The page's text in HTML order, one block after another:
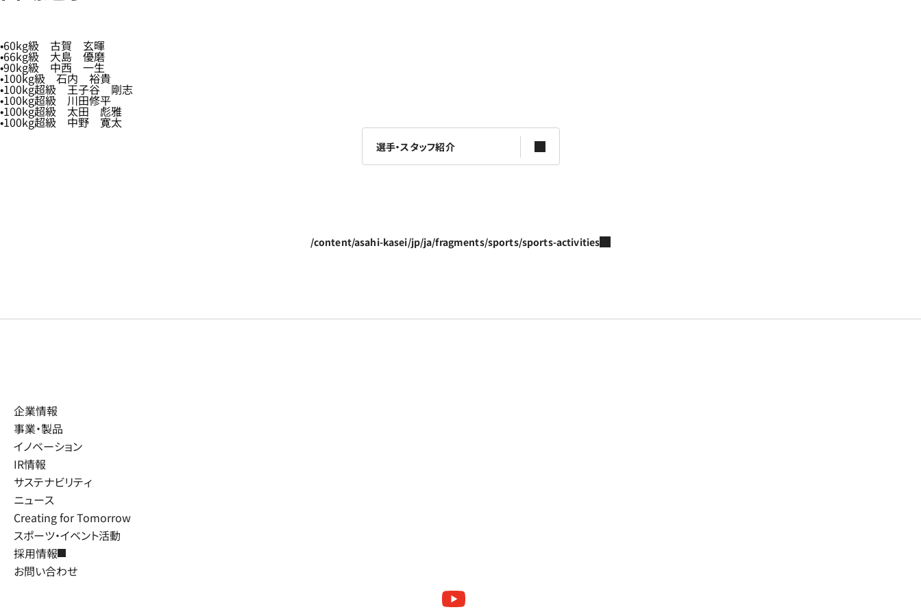
60kg級 古賀 玄暉
66kg級 大島 優磨
90kg級 中西 一生
100kg級 石内 裕貴
100kg超級 王子谷 剛志
100kg超級 川田修平
100kg超級 太田 彪雅
100kg超級 中野 寛太
選手・スタッフ紹介
/content/asahi-kasei/jp/ja/fragments/sports/sports-activities
企業情報
事業・製品
イノベーション
IR情報
サステナビリティ
ニュース
Creating for Tomorrow
スポーツ・イベント活動
採用情報
お問い合わせ